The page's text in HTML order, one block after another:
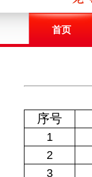
首页
序号
1
2
3